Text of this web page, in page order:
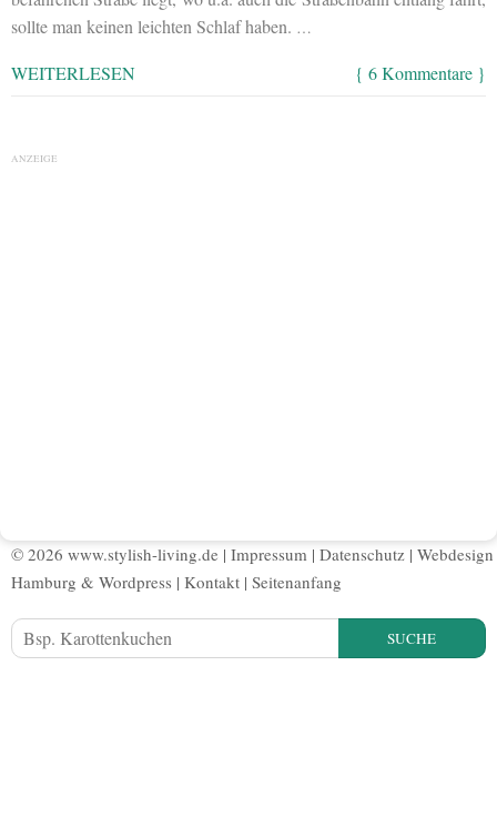
sollte man keinen leichten Schlaf haben. …
WEITERLESEN { 6 Kommentare }
ANZEIGE
© 2026 www.stylish-living.de | Impressum | Datenschutz | Webdesign
Hamburg & Wordpress | Kontakt | Seitenanfang
SUCHE